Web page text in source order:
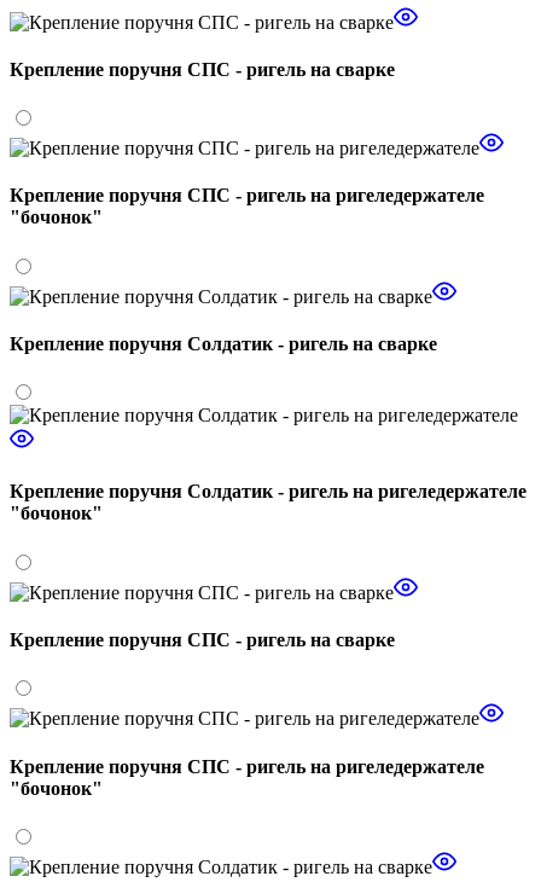
Крепление поручня СПС - ригель на сварке
Крепление поручня СПС - ригель на ригеледержателе
"бочонок"
Крепление поручня Солдатик - ригель на сварке
Крепление поручня Солдатик - ригель на ригеледержателе
"бочонок"
Крепление поручня СПС - ригель на сварке
Крепление поручня СПС - ригель на ригеледержателе
"бочонок"